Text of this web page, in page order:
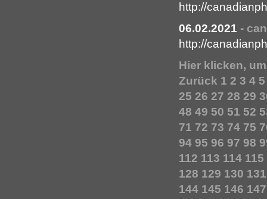
http://
06.02.2021 -
http://
Hier klicken,
Zurück 1 2 3 4 5
25 26 27 28 29
48 49 50 51 52
71 72 73 74 75
94 95 96 97 98
112 113 114 115
128 129 130 131
144 145 146 147